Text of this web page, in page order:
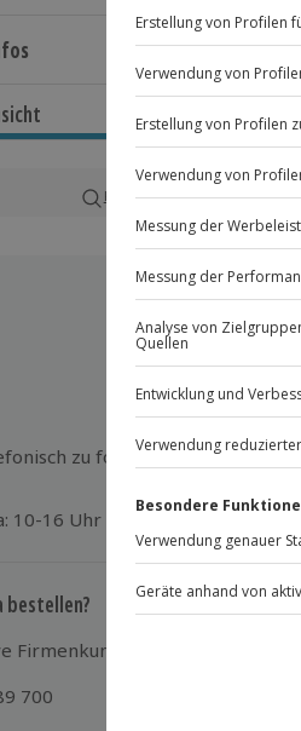
30 Minuten Pause)
Terminen verfügbar.
Karte in Großansicht
81671
zu folgenden Zeiten,
10-16 Uhr
bestellen?
Firmenkunden Vorteile.
700